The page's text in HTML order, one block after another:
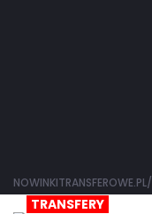
NOWINKITRANSFEROWE.PL/
TRANSFERY